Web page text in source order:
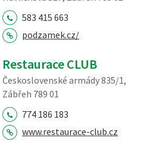
583 415 663
podzamek.cz/
Restaurace CLUB
Československé armády 835/1,
Zábřeh 789 01
774 186 183
www.restaurace-club.cz